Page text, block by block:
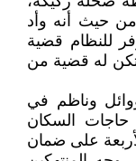
من حيث أنه وأد
للنظام قضية
تكن له قضية من
وناظم في
حاجات السكان
على ضمان